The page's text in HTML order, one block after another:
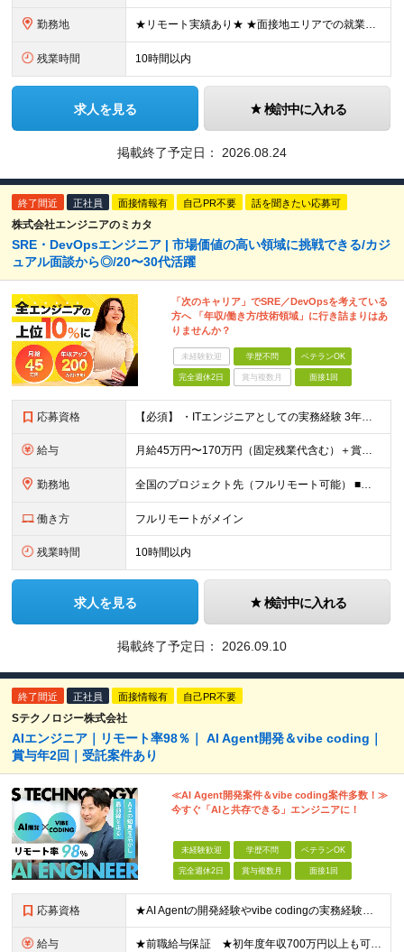
勤務地 ★リモート実績あり★ ★面接地エリアでの就業率92％以上！ 『地元で働きたい』『新天地で挑戦したい』という希望に、業界トップクラス約7,000件の取引事業所数、90,000件以上のプロジェクトから検
残業時間 10時間以内
求人を見る 検討中に入れる
掲載終了予定日： 2026.08.24
終了間近 正社員 面接情報有 自己PR不要 話を聞きたい応募可
株式会社エンジニアのミカタ
SRE・DevOpsエンジニア | 市場価値の高い領域に挑戦できる/カジ
ュアル面談から◎/20〜30代活躍
「次のキャリア」でSRE／DevOpsを考えている
方へ 「年収/働き方/技術領域」に行き詰まりはあ
りませんか？
未経験歓迎 学歴不問 ベテランOK
完全週休2日 賞与複数月 面接1回
応募資格 【必須】 ・ITエンジニアとしての実務経験 3年以上 （インフラエンジニア／サーバーエンジニア／ネットワークエンジニア／クラウドエンジニア／社内SE／バックエンドエンジニア等、領域不問） ・AWS／G
給与 月給45万円〜170万円（固定残業代含む）＋賞与＋インセンティブ 想定年収：620万円〜2,000万円 ◎入社した全員が年収UP（平均170万円UP） ※経験・能力などを考慮の上、決定します。 ※月
勤務地 全国のプロジェクト先（フルリモート可能） ■プロジェクトは100%完全選択制 ■帰社日なし（社内業務は一切ありません） 【拠点】 ◆本社／東京都新宿区西新宿2丁目6番1号 新宿住友ビル28階 ◆大阪
働き方 フルリモートがメイン
残業時間 10時間以内
求人を見る 検討中に入れる
掲載終了予定日： 2026.09.10
終了間近 正社員 面接情報有 自己PR不要
Sテクノロジー株式会社
AIエンジニア｜リモート率98％｜ AI Agent開発＆vibe coding｜
賞与年2回｜受託案件あり
≪AI Agent開発案件＆vibe coding案件多数！≫
今すぐ「AIと共存できる」エンジニアに！
未経験歓迎 学歴不問 ベテランOK
完全週休2日 賞与複数月 面接1回
応募資格 ★AI Agentの開発経験やvibe codingの実務経験は不問！ ■開発エンジニアとしての実務経験をお持ちの方 ■AI Agentの仕組みを理解している、またはClaude Code、Code
給与 ★前職給与保証 ★初年度年収700万円以上も可能 月給34万円～75万円＋賞与年2回＋各種手当 ◎スキルや経験などを考慮。前職から給与アップをお約束します！ ◎上記月給には固定残業代30時間分(6